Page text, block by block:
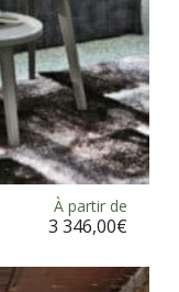
Ce
À partir de
3 346,00€